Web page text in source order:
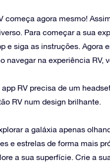
começa agora mesmo!
Para começar a sua
e siga as instruções. Agora
navegar na experiência RV,
RV precisa de um
RV num design brilhante.
a galáxia apenas
e estrelas de forma mais
a sua superfície. Crie a